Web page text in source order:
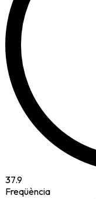
37.9
Freqüència